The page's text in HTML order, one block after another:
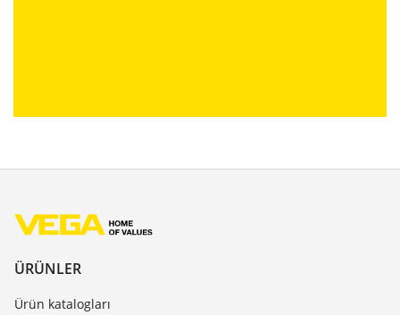
ÜRÜNLER
Ürün katalogları